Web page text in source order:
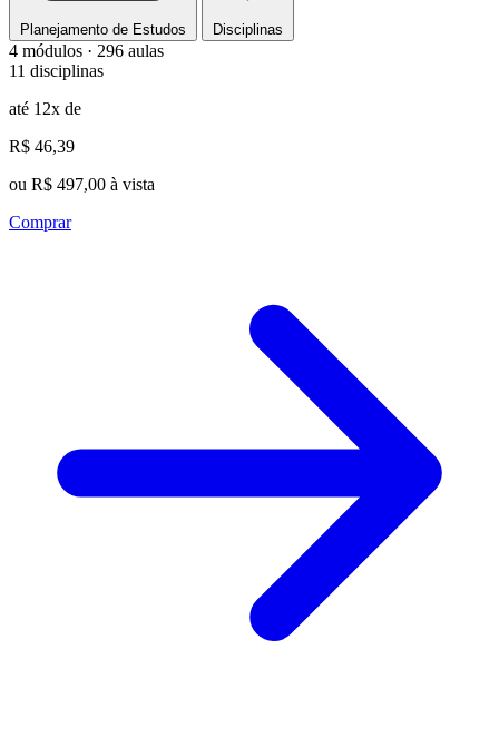
Planejamento de Estudos Disciplinas
4 módulos · 296 aulas
11 disciplinas
até 12x de
R$ 46,39
ou R$ 497,00 à vista
Comprar